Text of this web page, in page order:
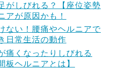
がしびれる？【座位姿勢
アが原因かも！
ない！腰痛やヘルニアで
日常生活の動作
痛くなったりしびれる
板ヘルニアとは】